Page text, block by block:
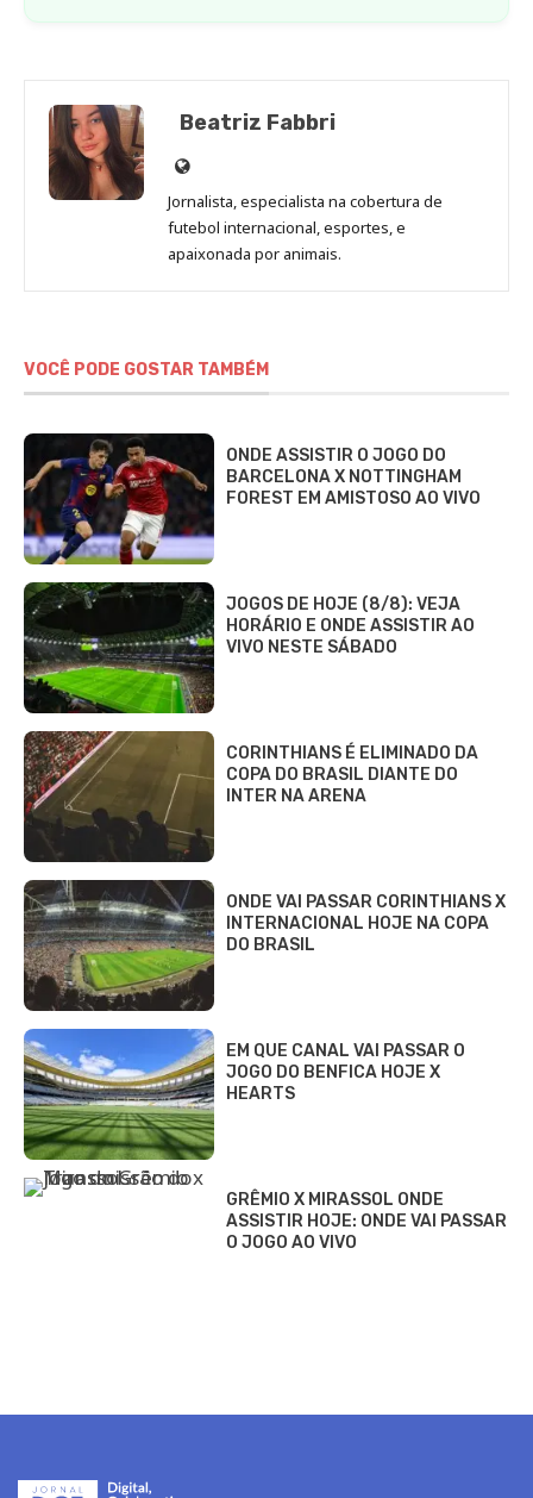
Beatriz Fabbri
Site
de
Beatriz
Fabbri
Jornalista, especialista na cobertura de
futebol internacional, esportes, e
apaixonada por animais.
VOCÊ PODE GOSTAR TAMBÉM
ONDE ASSISTIR O JOGO DO
BARCELONA X NOTTINGHAM
FOREST EM AMISTOSO AO VIVO
JOGOS DE HOJE (8/8): VEJA
HORÁRIO E ONDE ASSISTIR AO
VIVO NESTE SÁBADO
CORINTHIANS É ELIMINADO DA
COPA DO BRASIL DIANTE DO
INTER NA ARENA
ONDE VAI PASSAR CORINTHIANS X
INTERNACIONAL HOJE NA COPA
DO BRASIL
EM QUE CANAL VAI PASSAR O
JOGO DO BENFICA HOJE X
HEARTS
GRÊMIO X MIRASSOL ONDE
ASSISTIR HOJE: ONDE VAI PASSAR
O JOGO AO VIVO